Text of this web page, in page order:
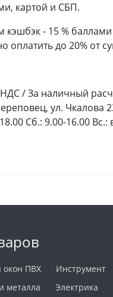
картой и СБП.
кэшбэк - 15 %
до 20% от
/ За наличный
ул. Чкалова
Сб.: 9.00-16.00 Вс.:
окон ПВХ
Инструмент
металла
Электрика